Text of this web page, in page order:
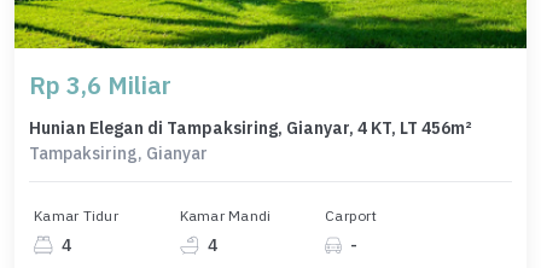
Rp 3,6 Miliar
Hunian Elegan di Tampaksiring, Gianyar, 4 KT, LT 456m²
Tampaksiring, Gianyar
Kamar Tidur
4
Kamar Mandi
4
Carport
-